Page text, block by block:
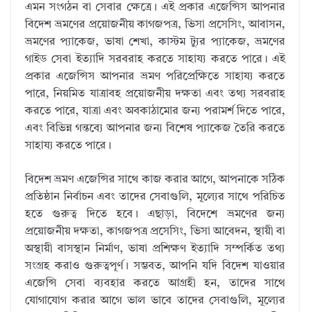
এমন সংগঠন বা সেবার ক্ষেত্রে। এই প্রকার এজেন্সিস আপনার
বিদেশ ভ্রমণের প্রয়োজনীয় কাগজপত্র, ভিসা প্রসেসিং, আবাসন,
ভ্রমণের প্যাকেজ, ভাষা শেখা, কাস্টম ট্যুর প্যাকেজ, ভ্রমণের
গাইড সেবা ইত্যাদি সরবরাহ করতে সাহায্য করতে পারে। এই
প্রকার এজেন্সিস আপনার ভ্রমণ পরিপ্রেক্ষিতে সাহায্য করতে
পারে, নিয়মিত যাত্রাবহ প্রয়োজনীয় দক্ষতা এবং তথ্য সরবরাহ
করতে পারে, যাত্রা এবং অবকাঠামোর জন্য পরামর্শ দিতে পারে,
এবং বিভিন্ন গন্তব্যে আপনার জন্য বিশেষ প্যাকেজ তৈরি করতে
সাহায্য করতে পারে।
বিদেশ ভ্রমণ এজেন্সির সাথে কাজ করার আগে, আপনাকে সঠিক
প্রতিষ্ঠান নির্বাচন এবং তাদের সেবাগুলি, মূল্যের সাথে পরিচিত
হতে গুরুত্ব দিতে হবে। এছাড়া, বিদেশে ভ্রমণের জন্য
প্রয়োজনীয় দক্ষতা, কাগজপত্র প্রসেসিং, ভিসা আবেদন, স্থায়ী বা
অস্থায়ী বাসস্থান নির্মাণ, ভাষা প্রশিক্ষণ ইত্যাদি সম্পর্কিত তথ্য
সংগ্রহ করাও গুরুত্বপূর্ণ। সম্ভবত, আপনি যদি বিদেশ যাওয়ার
এজেন্সি সেবা ব্যবহার করতে আগ্রহী হন, তাদের সাথে
যোগাযোগ করার আগে ভাল ভাবে তাদের সেবাগুলি, মূল্যের